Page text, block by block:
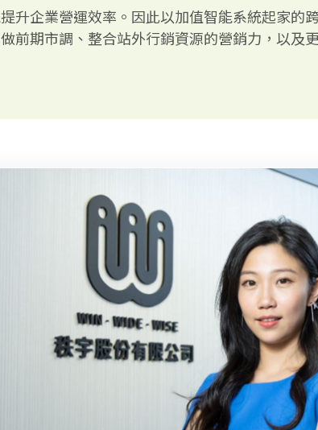
升企業營運效率。因此以加值智能系統起家的
前期市調、整合站外行銷資源的營銷力，以及